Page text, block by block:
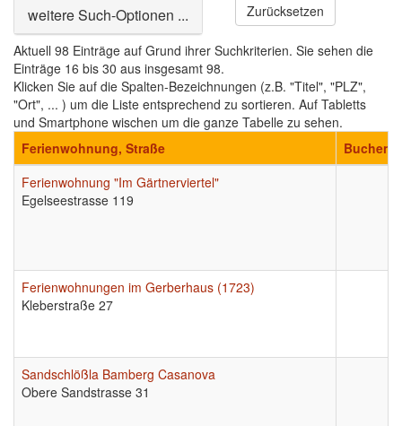
Ausblenden
weitere Such-Optionen ... Zurücksetzen
Aktuell 98 Einträge auf Grund ihrer Suchkriterien. Sie sehen die
Einträge 16 bis 30 aus insgesamt 98.
Klicken Sie auf die Spalten-Bezeichnungen (z.B. "Titel", "PLZ",
"Ort", ... ) um die Liste entsprechend zu sortieren. Auf Tabletts
und Smartphone wischen um die ganze Tabelle zu sehen.
Ferienwohnung, Straße
Buchen
Ferienwohnung "Im Gärtnerviertel"
Egelseestrasse 119
Ferienwohnungen im Gerberhaus (1723)
Kleberstraße 27
Sandschlößla Bamberg Casanova
Obere Sandstrasse 31